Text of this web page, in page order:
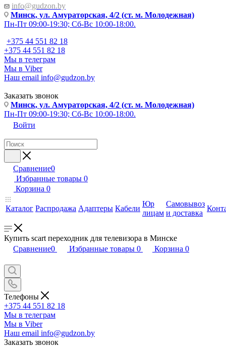
info@gudzon.by
Минск, ул. Амураторская, 4/2 (ст. м. Молодежная)
Пн-Пт 09:00-19:30; Сб-Вс 10:00-18:00.
+375 44 551 82 18
+375 44 551 82 18
Мы в телеграм
Мы в Viber
Наш email info@gudzon.by
Заказать звонок
Минск, ул. Амураторская, 4/2 (ст. м. Молодежная)
Пн-Пт 09:00-19:30; Сб-Вс 10:00-18:00.
Войти
Сравнение0
Избранные товары 0
Корзина 0
Каталог Распродажа Адаптеры Кабели
Юр
лицам
Самовывоз
и доставка
Купить scart переходник для телевизора в Минске
Сравнение0 Избранные товары 0 Корзина 0
Телефоны
+375 44 551 82 18
Мы в телеграм
Мы в Viber
Наш email info@gudzon.by
Заказать звонок